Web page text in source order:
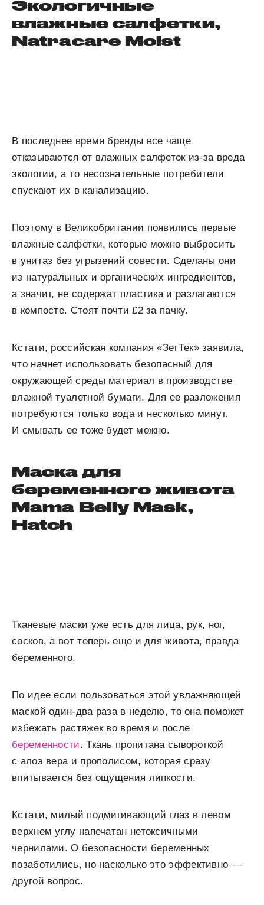
Экологичные
влажные салфетки,
Natracare Moist
В последнее время бренды все чаще
отказываются от влажных салфеток из-за вреда
экологии, а то несознательные потребители
спускают их в канализацию.
Поэтому в Великобритании появились первые
влажные салфетки, которые можно выбросить
в унитаз без угрызений совести. Сделаны они
из натуральных и органических ингредиентов,
а значит, не содержат пластика и разлагаются
в компосте. Стоят почти £2 за пачку.
Кстати, российская компания «ЗетТек» заявила,
что начнет использовать безопасный для
окружающей среды материал в производстве
влажной туалетной бумаги. Для ее разложения
потребуются только вода и несколько минут.
И смывать ее тоже будет можно.
Маска для
беременного живота
Mama Belly Mask,
Hatch
Тканевые маски уже есть для лица, рук, ног,
сосков, а вот теперь еще и для живота, правда
беременного.
По идее если пользоваться этой увлажняющей
маской один-два раза в неделю, то она поможет
избежать растяжек во время и после
беременности. Ткань пропитана сывороткой
с алоэ вера и прополисом, которая сразу
впитывается без ощущения липкости.
Кстати, милый подмигивающий глаз в левом
верхнем углу напечатан нетоксичными
чернилами. О безопасности беременных
позаботились, но насколько это эффективно —
другой вопрос.